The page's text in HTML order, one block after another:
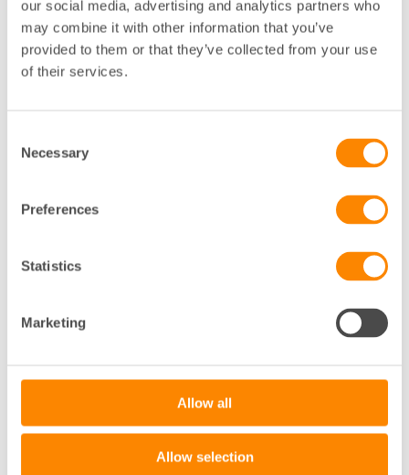
our social media, advertising and analytics partners who
may combine it with other information that you’ve
provided to them or that they’ve collected from your use
of their services.
Selection
Necessary
Preferences
Statistics
Marketing
Allow all
Allow selection
Ring Fastighetsägarna Syds medlemsservice om du
har frågor om medlemskap eller medlemsförmåner.
−
Leaflet |©